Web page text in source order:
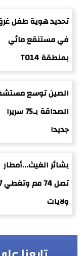
تحديد هوية طفل
في مستنقع مائي
بمنطقة TO14
الصين توسع
الصداقة بـ75 سريرا
جديدا
بشائر الغيث...أمطار
تصل
ولايات